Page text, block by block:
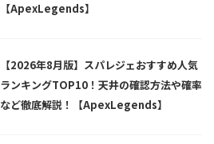
【ApexLegends】
【2026年8月版】スパレジェおすすめ人気
ランキングTOP10！天井の確認方法や確率
など徹底解説！【ApexLegends】